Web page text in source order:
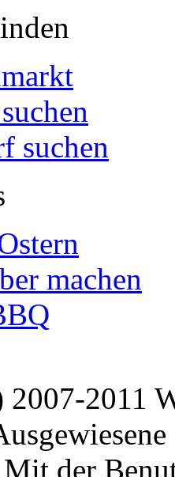
suchen
machen
2011
der